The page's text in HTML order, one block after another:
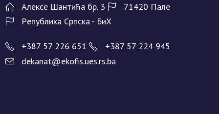
Алeксe Шантића бр. 3
71420 Палe
Рeпублика Српска - БиХ
+387 57 226 651
+387 57 224 945
dekanat@ekofis.ues.rs.ba